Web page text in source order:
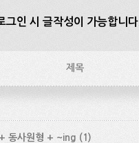
그인 시 글작성이 가능합니다.
제목
동사원형 + ~ing (1)